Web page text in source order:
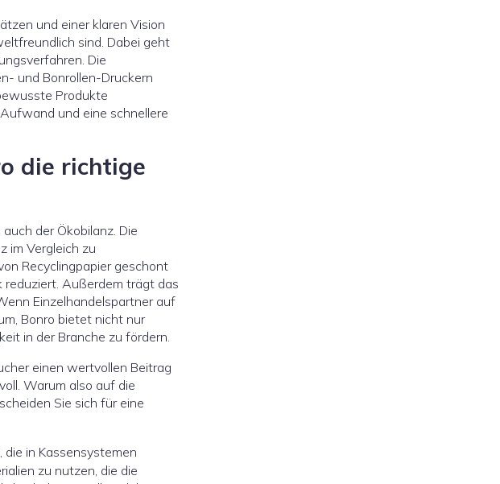
und einer klaren Vision
sind. Dabei geht
Die
und Bonrollen-Druckern
Produkte
und eine schnellere
die richtige
der Ökobilanz. Die
im Vergleich zu
Recyclingpapier geschont
reduziert. Außerdem trägt das
Einzelhandelspartner auf
Bonro bietet nicht nur
in der Branche zu fördern.
einen wertvollen Beitrag
Warum also auf die
Sie sich für eine
in Kassensystemen
zu nutzen, die die